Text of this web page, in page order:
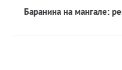
Баранина на мангале: